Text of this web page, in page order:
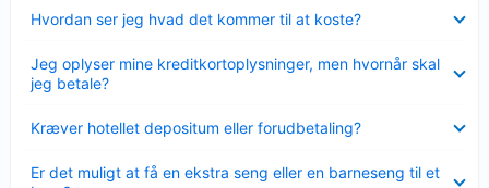
Hvordan ser jeg hvad det kommer til at koste?
Jeg oplyser mine kreditkortoplysninger, men hvornår skal
jeg betale?
Kræver hotellet depositum eller forudbetaling?
Er det muligt at få en ekstra seng eller en barneseng til et